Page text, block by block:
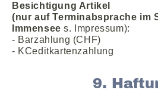
Besichtigung Artikel
(nur auf Terminabsprache im
Immensees. Impressum):
- Barzahlung (CHF)
- KCeditkartenzahlung
9.